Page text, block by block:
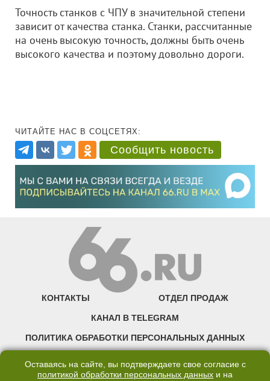
Точность станков с ЧПУ в значительной степени
зависит от качества станка. Станки, рассчитанные
на очень высокую точность, должны быть очень
высокого качества и поэтому довольно дороги.
ЧИТАЙТЕ НАС В СОЦСЕТЯХ:
Сообщить новость
КОНТАКТЫ ОТДЕЛ ПРОДАЖ
КАНАЛ В TELEGRAM
ПОЛИТИКА ОБРАБОТКИ ПЕРСОНАЛЬНЫХ ДАННЫХ
Оставаясь на сайте, вы подтверждаете свое согласие с
политикой обработки персональных данных и на